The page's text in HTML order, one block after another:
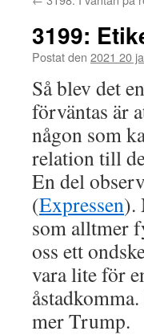
3199:
Postat den 2021 20
Så blev det
förväntas är
någon som
relation till
En del
(Expressen).
som alltmer
oss ett
vara lite för
mer Trump.